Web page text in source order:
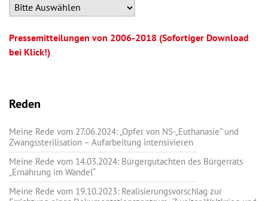
Pressemitteilungen von 2006-2018 (Sofortiger Download
bei Klick!)
Reden
Meine Rede vom 27.06.2024: „Opfer von NS-„Euthanasie” und
Zwangssterilisation – Aufarbeitung intensivieren
Meine Rede vom 14.03.2024: Bürgergutachten des Bürgerrats
„Ernährung im Wandel“
Meine Rede vom 19.10.2023: Realisierungsvorschlag zur